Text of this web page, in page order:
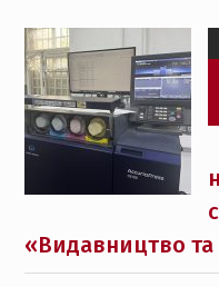
«Видавництво та